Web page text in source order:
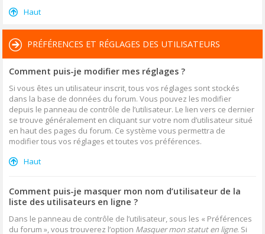
Haut
PRÉFÉRENCES ET RÉGLAGES DES UTILISATEURS
Comment puis-je modifier mes réglages ?
Si vous êtes un utilisateur inscrit, tous vos réglages sont stockés
dans la base de données du forum. Vous pouvez les modifier
depuis le panneau de contrôle de l’utilisateur. Le lien vers ce dernier
se trouve généralement en cliquant sur votre nom d’utilisateur situé
en haut des pages du forum. Ce système vous permettra de
modifier tous vos réglages et toutes vos préférences.
Haut
Comment puis-je masquer mon nom d’utilisateur de la
liste des utilisateurs en ligne ?
Dans le panneau de contrôle de l’utilisateur, sous les « Préférences
du forum », vous trouverez l’option Masquer mon statut en ligne. Si